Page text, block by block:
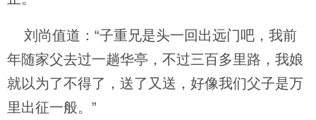
刘尚值道：“子重兄是头一回出远门吧，我前
年随家父去过一趟华亭，不过三百多里路，我娘
就以为了不得了，送了又送，好像我们父子是万
里出征一般。”